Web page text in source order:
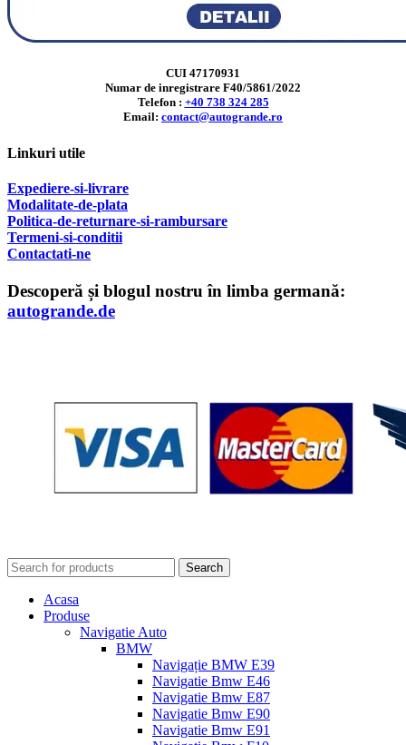
CUI 47170931
Numar de inregistrare F40/5861/2022
Telefon : +40 738 324 285
Email: contact@autogrande.ro
Linkuri utile
Expediere-si-livrare
Modalitate-de-plata
Politica-de-returnare-si-rambursare
Termeni-si-conditii
Contactati-ne
Descoperă și blogul nostru în limba germană:
autogrande.de
Search
Acasa
Produse
Navigatie Auto
BMW
Navigație BMW E39
Navigatie Bmw E46
Navigatie Bmw E87
Navigatie Bmw E90
Navigatie Bmw E91